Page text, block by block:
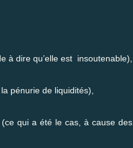
à dire qu’elle est insoutenable),
pénurie de liquidités),
qui a été le cas, à cause des